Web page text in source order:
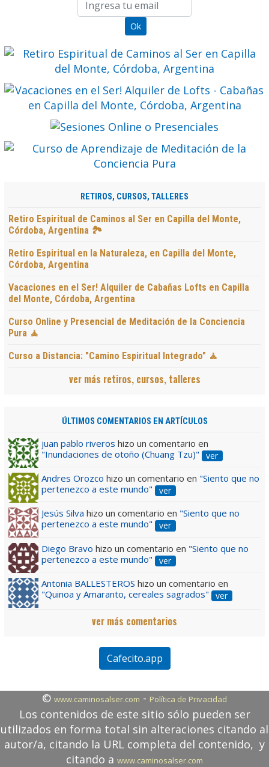
RETIROS, CURSOS, TALLERES
Retiro Espiritual de Caminos al Ser en Capilla del Monte,
Córdoba, Argentina 🏞️
Retiro Espiritual en la Naturaleza, en Capilla del Monte,
Córdoba, Argentina
Vacaciones en el Ser! Alquiler de Cabañas Lofts en Capilla
del Monte, Córdoba, Argentina
Curso Online y Presencial de Meditación de la Conciencia
Pura 🧘
Curso a Distancia: "Camino Espiritual Integrado" 🧘
ver más retiros, cursos, talleres
ÚLTIMOS COMENTARIOS EN ARTÍCULOS
juan pablo riveros hizo un comentario en
"Inundaciones de otoño (Chuang Tzu)"
ver
Andres Orozco hizo un comentario en "Siento que no
pertenezco a este mundo"
ver
Jesús Silva hizo un comentario en "Siento que no
pertenezco a este mundo"
ver
Diego Bravo hizo un comentario en "Siento que no
pertenezco a este mundo"
ver
Antonia BALLESTEROS hizo un comentario en
"Quinoa y Amaranto, cereales sagrados"
ver
ver más comentarios
Cafecito.app
© www.caminosalser.com - Política de Privacidad
Los contenidos de este sitio sólo pueden ser
utilizados en forma total sin alteraciones citando al
autor/a, citando la URL completa del contenido, y
citando a www.caminosalser.com